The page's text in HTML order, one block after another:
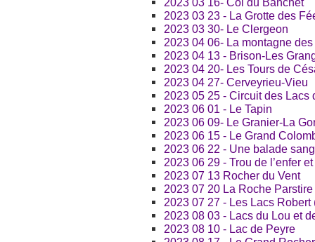
2023 03 23 - La Grotte des
2023 03 30- Le Clergeon
2023 04 06- La montagne
2023 04 13 - Brison-Les
2023 04 20- Les Tours de
2023 04 27- Cerveyrieu-Vieu
2023 05 25 - Circuit des Lacs
2023 06 01 - Le Tapin
2023 06 09- Le Granier-La
2023 06 15 - Le Grand
2023 06 22 - Une balade
2023 06 29 - Trou de l’enfer
2023 07 13 Rocher du Vent
2023 07 20 La Roche Parstire
2023 07 27 - Les Lacs Robert
2023 08 03 - Lacs du Lou et
2023 08 10 - Lac de Peyre